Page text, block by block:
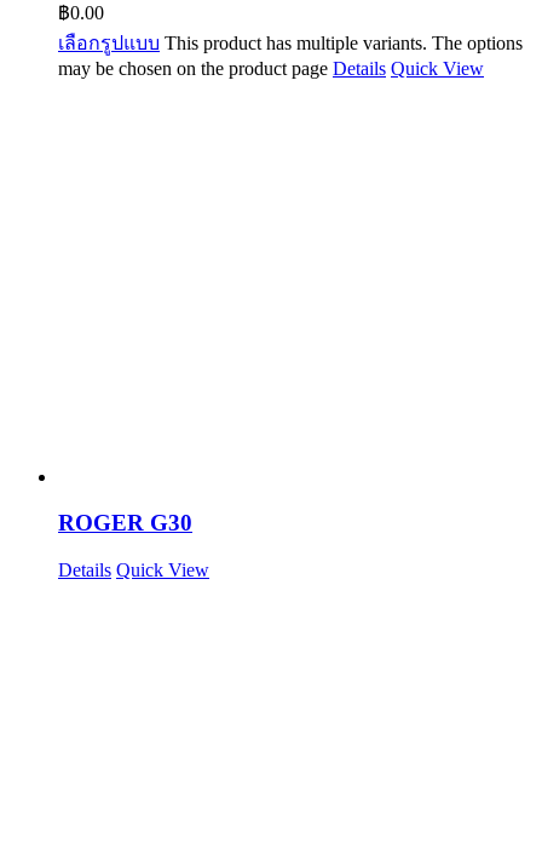
฿0.00
เลือกรูปแบบ This product has multiple variants. The options
may be chosen on the product page Details Quick View
ROGER G30
Details Quick View